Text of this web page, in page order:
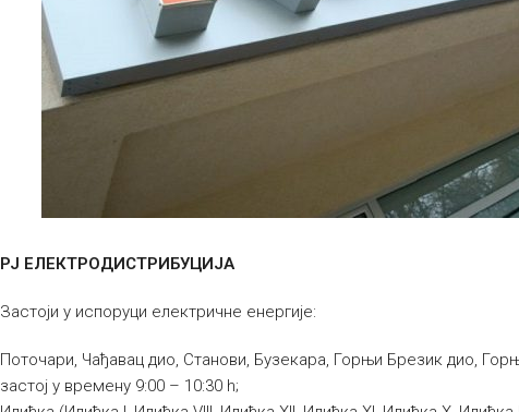
РЈ ЕЛЕКТРОДИСТРИБУЦИЈА
Застоји у испоруци електричне енергије:
Поточари, Чађавац дио, Станови, Бузекара, Горњи Брезик дио,
застој у времену 9:00 – 10:30 h;